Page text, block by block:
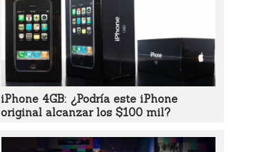
iPhone 4GB: ¿Podría este iPhone
original alcanzar los $100 mil?